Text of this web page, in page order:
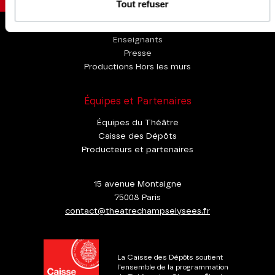
Tout refuser
Enseignants
Presse
Productions Hors les murs
Équipes et Partenaires
Équipes du Théâtre
Caisse des Dépôts
Producteurs et partenaires
15 avenue Montaigne
75008 Paris
contact@theatrechampselysees.fr
La Caisse des Dépôts soutient
l'ensemble de la programmation